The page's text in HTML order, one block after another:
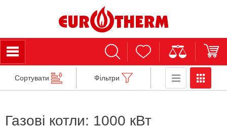
Сортувати Фільтри
Газові котли: 1000 кВт